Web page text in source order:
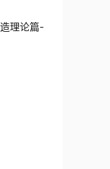
理论篇-